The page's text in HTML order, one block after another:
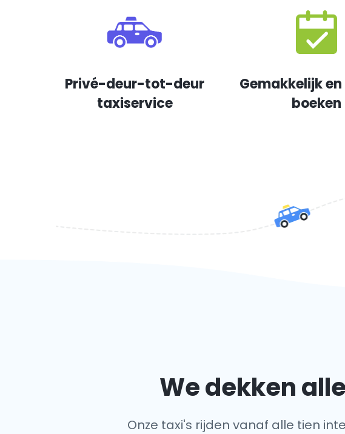
Privé-deur-tot-deur
taxiservice
Gemakkelijk
boeken
We dekken
Onze taxi's rijden vanaf alle tien